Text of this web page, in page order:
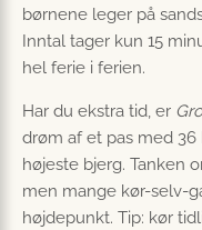
børnene leger på
Inntal tager kun 15
hel ferie i ferien.
Har du ekstra tid, er
drøm af et pas med
højeste bjerg. Tanken
men mange kør-selv-
højdepunkt. Tip: kør